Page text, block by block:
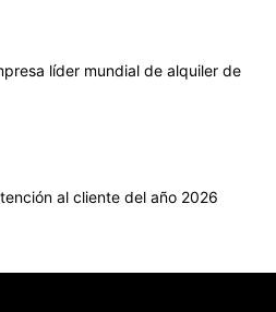
líder mundial de alquiler de
al cliente del año 2026